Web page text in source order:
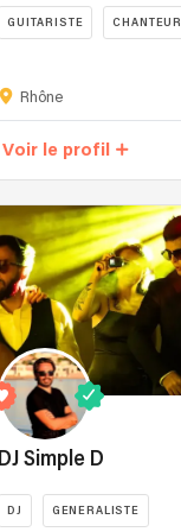
GUITARISTE CHANTEUR
généraliste,
de
mémorables
!
peux
Rhône
Voir le profil
DJ Simple D
DJ GENERALISTE